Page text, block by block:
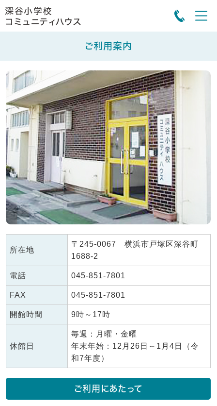
ご利用案内
所在地
〒245-0067 横浜市戸塚区深谷町
1688-2
電話 045-851-7801
FAX 045-851-7801
開館時間 9時～17時
休館日
毎週：月曜・金曜
年末年始：12月26日～1月4日（令
和7年度）
ご利用にあたって